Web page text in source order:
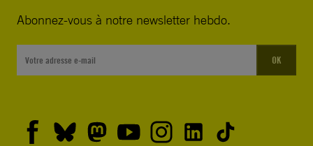
Abonnez-vous à notre newsletter hebdo.
OK